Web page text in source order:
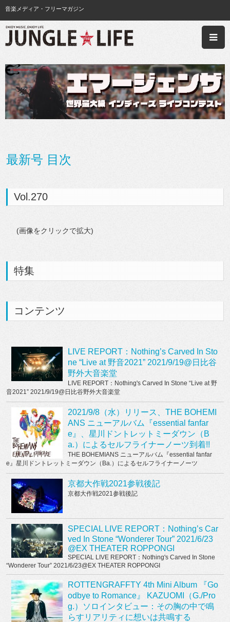
音楽メディア・フリーマガジン
最新号 目次
Vol.270
(画像をクリックで拡大)
特集
コンテンツ
LIVE REPORT：Nothing’s Carved In Sto
ne “Live at 野音2021” 2021/9/19@日比谷
野外大音楽堂
LIVE REPORT：Nothing's Carved In Stone “Live at 野
音2021” 2021/9/19@日比谷野外大音楽堂
2021/9/8（水）リリース、THE BOHEMI
ANS ニューアルバム『essential fanfar
e』、星川ドントレットミーダウン（B
a.）によるセルフライナーノーツ到着!!
THE BOHEMIANS ニューアルバム『essential fanfar
e』星川ドントレットミーダウン（Ba.）によるセルフライナーノーツ
京都大作戦2021参戦後記
京都大作戦2021参戦後記
SPECIAL LIVE REPORT：Nothing’s Car
ved In Stone “Wonderer Tour” 2021/6/23
@EX THEATER ROPPONGI
SPECIAL LIVE REPORT：Nothing's Carved In Stone
“Wonderer Tour” 2021/6/23@EX THEATER ROPPONGI
ROTTENGRAFFTY 4th Mini Album 『Go
odbye to Romance』 KAZUOMI（G./Pro
g.）ソロインタビュー：その胸の中で鳴
らすリアリティに想いは共鳴する